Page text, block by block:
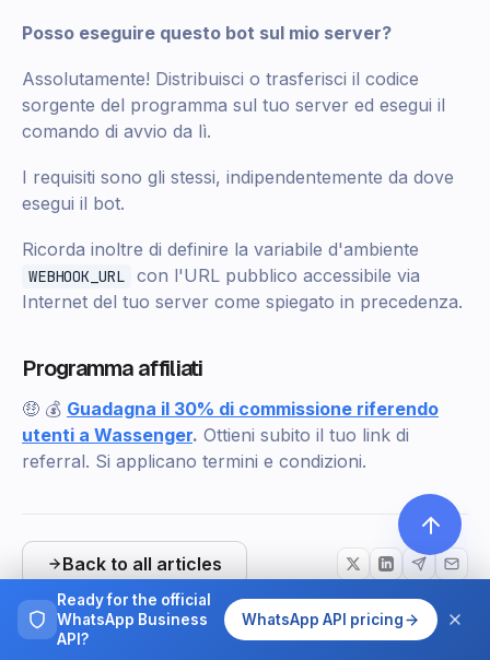
Posso eseguire questo bot sul mio server?
Assolutamente! Distribuisci o trasferisci il codice
sorgente del programma sul tuo server ed esegui il
comando di avvio da lì.
I requisiti sono gli stessi, indipendentemente da dove
esegui il bot.
Ricorda inoltre di definire la variabile d'ambiente
WEBHOOK_URL
con l'URL pubblico accessibile via
Internet del tuo server come spiegato in precedenza.
Programma affiliati
🤑 💰 Guadagna il 30% di commissione riferendo
utenti a Wassenger. Ottieni subito il tuo link di
referral. Si applicano termini e condizioni.
Back to all articles
Ready for the official
WhatsApp Business
API?
WhatsApp API pricing